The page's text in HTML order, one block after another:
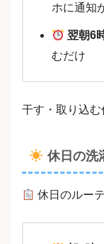
ホに通知
翌朝6
むだけ
干す・取り込む
休日の洗
休日のルー